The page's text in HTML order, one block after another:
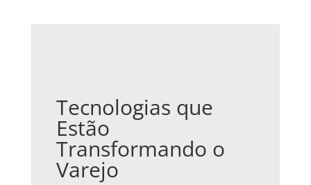
Tecnologias que
Estão
Transformando o
Varejo